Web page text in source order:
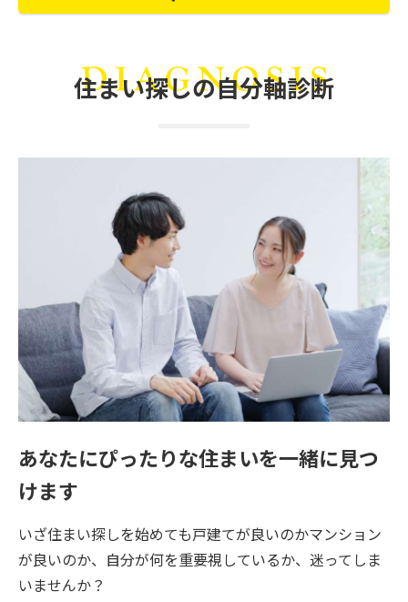
住まい探しの自分軸診断
あなたにぴったりな住まいを一緒に見つ
けます
いざ住まい探しを始めても戸建てが良いのかマンション
が良いのか、自分が何を重要視しているか、迷ってしま
いませんか？